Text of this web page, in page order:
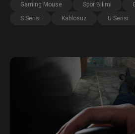
Gaming Mouse Spor Bilimi
S Serisi
Kablosuz U Serisi